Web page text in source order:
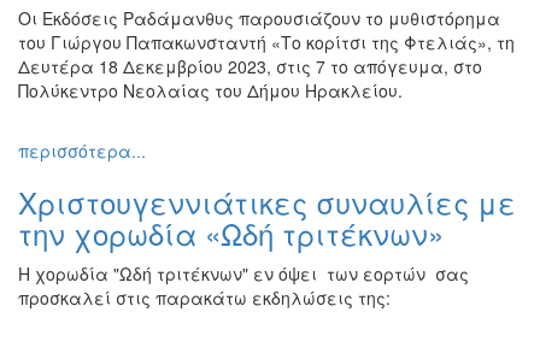
Οι Εκδόσεις Ραδάμανθυς παρουσιάζουν το μυθιστόρημα
του Γιώργου Παπακωνσταντή «Το κορίτσι της Φτελιάς», τη
Δευτέρα 18 Δεκεμβρίου 2023, στις 7 το απόγευμα, στο
Πολύκεντρο Νεολαίας του Δήμου Ηρακλείου.
περισσότερα...
Χριστουγεννιάτικες συναυλίες με
την χορωδία «Ωδή τριτέκνων»
Η χορωδία "Ωδή τριτέκνων" εν όψει των εορτών σας
προσκαλεί στις παρακάτω εκδηλώσεις της: